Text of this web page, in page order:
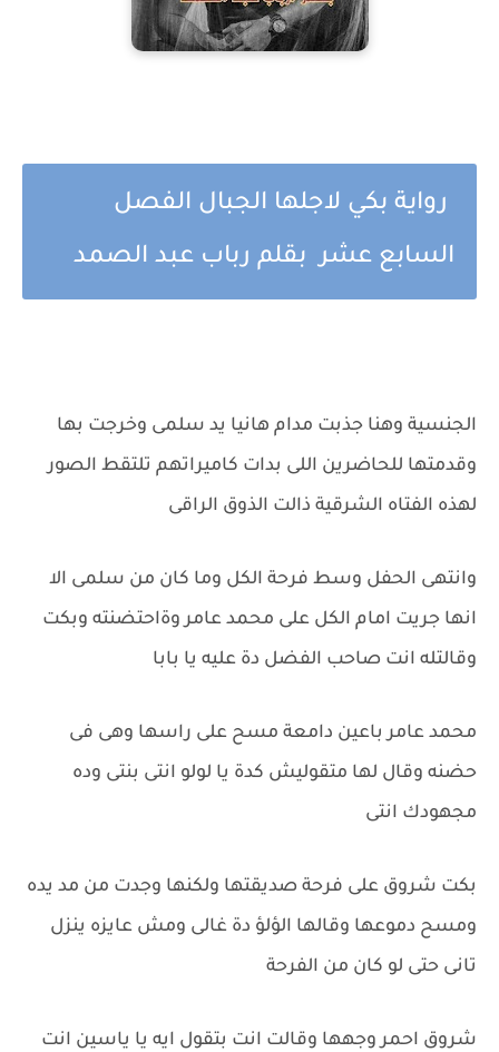
رواية بكي لاجلها الجبال الفصل
السابع عشر بقلم رباب عبد الصمد
الجنسية وهنا جذبت مدام هانيا يد سلمى وخرجت بها
وقدمتها للحاضرين اللى بدات كاميراتهم تلتقط الصور
لهذه الفتاه الشرقية ذالت الذوق الراقى
وانتهى الحفل وسط فرحة الكل وما كان من سلمى الا
انها جريت امام الكل على محمد عامر وةاحتضنته وبكت
وقالتله انت صاحب الفضل دة عليه يا بابا
محمد عامر باعين دامعة مسح على راسها وهى فى
حضنه وقال لها متقوليش كدة يا لولو انتى بنتى وده
مجهودك انتى
بكت شروق على فرحة صديقتها ولكنها وجدت من مد يده
ومسح دموعها وقالها الؤلؤ دة غالى ومش عايزه ينزل
تانى حتى لو كان من الفرحة
شروق احمر وجهها وقالت انت بتقول ايه يا ياسين انت